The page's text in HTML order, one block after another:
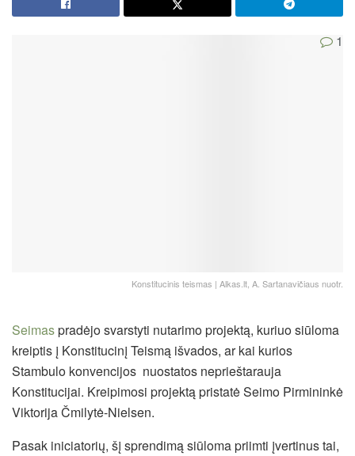
1
Konstitucinis teismas | Alkas.lt, A. Sartanavičiaus nuotr.
Seimaspradėjo svarstyti nutarimo projektą, kuriuo siūloma
kreiptis į Konstitucinį Teismą išvados, ar kai kurios
Stambulo konvencijos nuostatos neprieštarauja
Konstitucijai. Kreipimosi projektą pristatė Seimo Pirmininkė
Viktorija Čmilytė-Nielsen.
Pasak iniciatorių, šį sprendimą siūloma priimti įvertinus tai,